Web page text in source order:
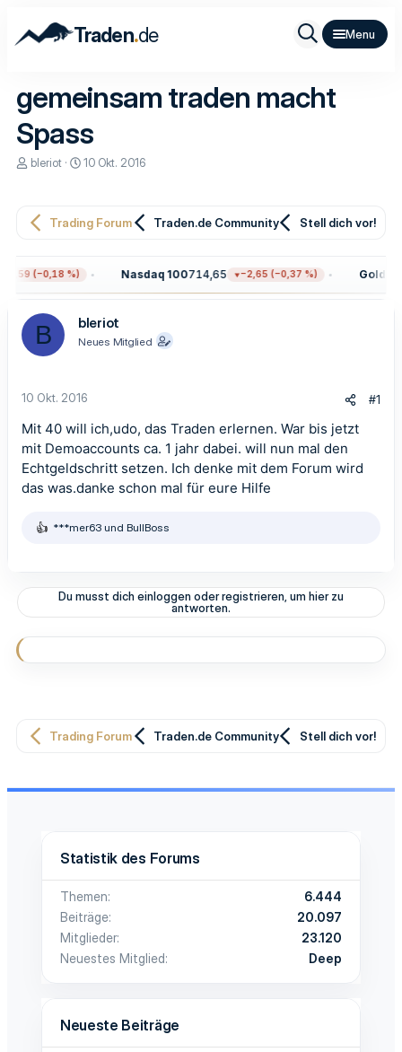
Traden.de
gemeinsam traden macht
Spass
E
e
r
bleriot
E
e
m
10 Okt. 2016
Trading Forum Traden.de Community Stell dich vor!
(−0,18 %) Nasdaq 100714,65 −2,65 (−0,37 %) Gold
B bleriot
Neues Mitglied
10 Okt. 2016 #1
Mit 40 will ich,udo, das Traden erlernen. War bis jetzt
mit Demoaccounts ca. 1 jahr dabei. will nun mal den
Echtgeldschritt setzen. Ich denke mit dem Forum wird
das was.danke schon mal für eure Hilfe
R
t
o
n
n
***mer63 und BullBoss
Du musst dich einloggen oder registrieren, um hier zu
antworten.
Trading Forum Traden.de Community Stell dich vor!
Statistik des Forums
Themen
6.444
Beiträge
20.097
Mitglieder
23.120
Neuestes Mitglied
Deep
Neueste Beiträge